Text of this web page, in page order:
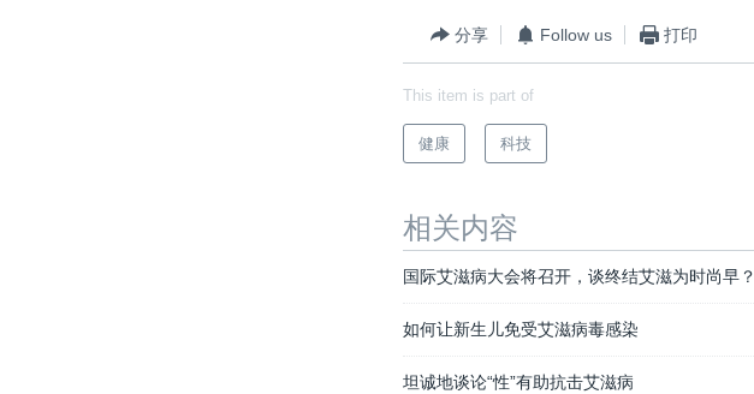
分享 Follow us 打印
This item is part of
健康 科技
相关内容
国际艾滋病大会将召开，谈终结艾滋为时尚早？
如何让新生儿免受艾滋病毒感染
坦诚地谈论“性”有助抗击艾滋病